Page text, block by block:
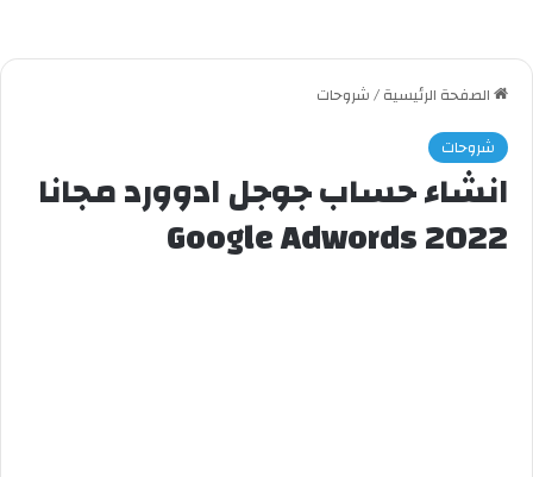
الصفحة الرئيسية/شروحات
شروحات
انشاء حساب جوجل ادوورد مجانا
Google Adwords 2022